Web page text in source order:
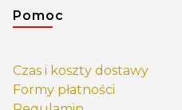
Pomoc
Czas i koszty dostawy
Formy płatności